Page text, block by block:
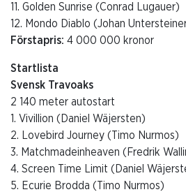
11. Golden Sunrise (Conrad Lugauer)
12. Mondo Diablo (Johan
Förstapris: 4 000 000 kronor
Startlista
Svensk Travoaks
2 140 meter autostart
1. Vivillion (Daniel Wäjersten)
2. Lovebird Journey (Timo Nurmos)
3. Matchmadeinheaven (Fredrik
4. Screen Time Limit (Daniel
5. Ecurie Brodda (Timo Nurmos)